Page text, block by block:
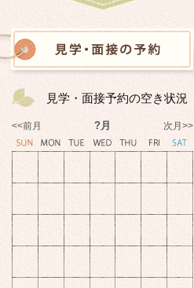
見学・面接予約の空き状況
<<前月 ?月 次月>>